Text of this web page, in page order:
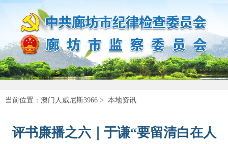
当前位置： 澳门人威尼斯3966 > 本地资讯
评书廉播之六｜于谦“要留清白在人